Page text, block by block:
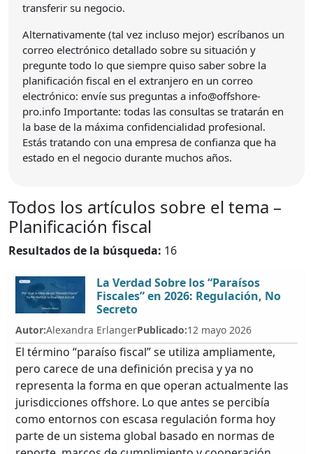
transferir su negocio.
Alternativamente (tal vez incluso mejor) escríbanos un
correo electrónico detallado sobre su situación y
pregunte todo lo que siempre quiso saber sobre la
planificación fiscal en el extranjero en un correo
electrónico: envíe sus preguntas a info@offshore-
pro.info Importante: todas las consultas se tratarán en
la base de la máxima confidencialidad profesional.
Estás tratando con una empresa de confianza que ha
estado en el negocio durante muchos años.
Todos los artículos sobre el tema –
Planificación fiscal
Resultados de la búsqueda: 16
La Verdad Sobre los “Paraísos
Fiscales” en 2026: Regulación, No
Secreto
Autor:Alexandra ErlangerPublicado:12 mayo 2026
El término “paraíso fiscal” se utiliza ampliamente,
pero carece de una definición precisa y ya no
representa la forma en que operan actualmente las
jurisdicciones offshore. Lo que antes se percibía
como entornos con escasa regulación forma hoy
parte de un sistema global basado en normas de